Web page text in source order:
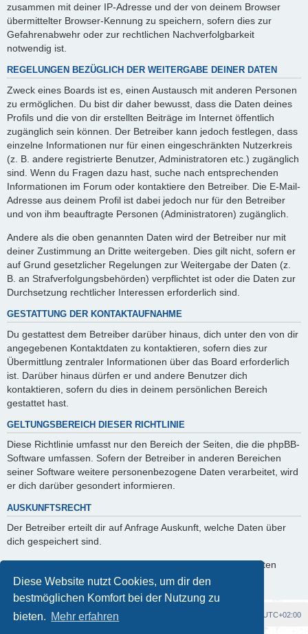
Diese Website nutzt Cookies, um dir den
bestmöglichen Komfort bei der Nutzung zu
bieten. Mehr erfahren
zusammen mit deiner IP-Adresse und der von deinem Browser
übermittelter Browser-Kennung zu speichern, sofern dies zur
Gefahrenabwehr oder zur rechtlichen Nachverfolgbarkeit
notwendig ist.
REGELUNGEN BEZÜGLICH DER WEITERGABE DEINER DATEN
Zweck eines Boards ist es, einen Austausch mit anderen Personen
zu ermöglichen. Du bist dir daher bewusst, dass die Daten deines
Profils und die von dir erstellten Beiträge im Internet öffentlich
zugänglich sein können. Der Betreiber kann jedoch festlegen, dass
einzelne Informationen nur für einen eingeschränkten Nutzerkreis
(z. B. andere registrierte Benutzer, Administratoren etc.) zugänglich
sind. Wenn du Fragen dazu hast, suche nach entsprechenden
Informationen im Forum oder kontaktiere den Betreiber. Die E-Mail-
Adresse aus deinem Profil ist dabei jedoch nur für den Betreiber
und von ihm beauftragte Personen (Administratoren) zugänglich.
Andere als die oben genannten Daten wird der Betreiber nur mit
deiner Zustimmung an Dritte weitergeben. Dies gilt nicht, sofern er
auf Grund gesetzlicher Regelungen zur Weitergabe der Daten (z.
B. an Strafverfolgungsbehörden) verpflichtet ist oder die Daten zur
Durchsetzung rechtlicher Interessen erforderlich sind.
GESTATTUNG DER KONTAKTAUFNAHME
Du gestattest dem Betreiber darüber hinaus, dich unter den von dir
angegebenen Kontaktdaten zu kontaktieren, sofern dies zur
Übermittlung zentraler Informationen über das Board erforderlich
ist. Darüber hinaus dürfen er und andere Benutzer dich
kontaktieren, sofern du dies in deinem persönlichen Bereich
gestattet hast.
GELTUNGSBEREICH DIESER RICHTLINIE
Diese Richtlinie umfasst nur den Bereich der Seiten, die die phpBB-
Software umfassen. Sofern der Betreiber in anderen Bereichen
seiner Software weitere personenbezogene Daten verarbeitet, wird
er dich darüber gesondert informieren.
AUSKUNFTSRECHT
Der Betreiber erteilt dir auf Anfrage Auskunft, welche Daten über
dich gespeichert sind.
Du kannst jederzeit die Löschung bzw. Sperrung deiner Daten
verlangen. Kontaktiere hierzu bitte den Betreiber.
Foren-Übersicht UTC+02:00